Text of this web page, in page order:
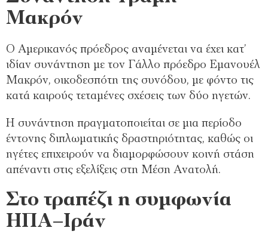
Μακρόν
Ο Αμερικανός πρόεδρος αναμένεται να έχει κατ’
ιδίαν συνάντηση με τον Γάλλο πρόεδρο Εμανουέλ
Μακρόν, οικοδεσπότη της συνόδου, με φόντο τις
κατά καιρούς τεταμένες σχέσεις των δύο ηγετών.
Η συνάντηση πραγματοποιείται σε μια περίοδο
έντονης διπλωματικής δραστηριότητας, καθώς οι
ηγέτες επιχειρούν να διαμορφώσουν κοινή στάση
απέναντι στις εξελίξεις στη Μέση Ανατολή.
Στο τραπέζι η συμφωνία
ΗΠΑ–Ιράν